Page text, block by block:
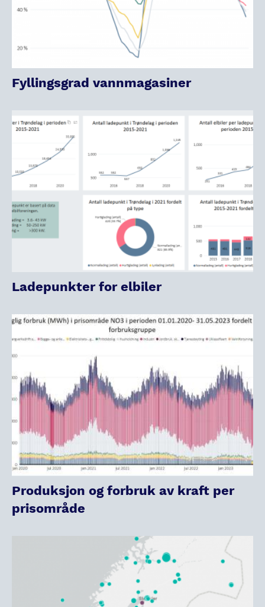
Fyllingsgrad vannmagasiner
Ladepunkter for elbiler
Produksjon og forbruk av kraft per
prisområde